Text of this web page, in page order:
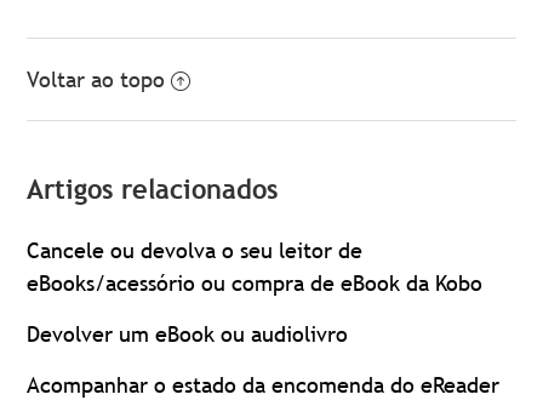
Voltar ao topo
Artigos relacionados
Cancele ou devolva o seu leitor de
eBooks/acessório ou compra de eBook da Kobo
Devolver um eBook ou audiolivro
Acompanhar o estado da encomenda do eReader